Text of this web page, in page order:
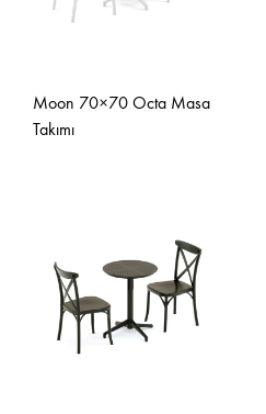
Moon 70×70 Octa Masa
Takımı